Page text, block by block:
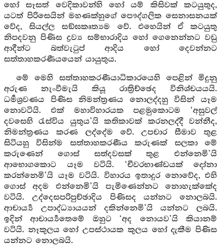
හෝ සෑසත් වෙදිකාවන්හි හෝ යම් කිසිවක් කටයුතුද,
යටත් පිරිසෙයින් මහණක්හුගේ පෞද්ගලික සෙනාසනයක්
වේද, සියල්ල සඞ්ඝකෘත්‍යම වේ. එහෙයින් ඒ කටයුතු
නිපදවනු පිණිස ද්‍රව්‍ය සම්භාරාදිය හෝ ගෙනෙන්නට වඩු
ආදීන්ට බත්වැටුප් ආදිය හෝ දෙවන්නට
සත්තාහකරණීයයෙන් යායුතුය.
මේ මෙහි සත්තාහකරණීයාධිකාරයෙහි පෙළින් මිදුනු
අරුණ නැංවීමැයි කියූ රාත්‍රිච්ඡෙද විනිශ්චයයයි.
ධර්‍මශ්‍රවණය පිණිස නිමන්ත්‍රණය නොලද්දහු විසින් යෑම
නොවටියි. එක් මහාවිහාරයක පළමුකොටම ‘අසුවල්
දවසෙහි රැස්විය යුතුය’යි කතිකාවක් කරනලද්දී වන්නීද,
නිමන්ත්‍රණය කරණ ලද්දේම වේ. උපචාර සීමාව තුළ
සිටියහු විසින්ම සත්තාහකරණීය කරුණක් සලකා මේ
කරුණෙන් ගොස් සත්දවසක් තුළ එන්නෙමි’යි
ආභොගකොට යෑම වටියි. ‘චීවරභාණ්ඩයක් දෝනා
කරන්නෙමි’යි යෑම වටියි. විහාරය ඉතාදුර නොවේද, එහි
ගොස් අදම එන්නෙමි’යි පැමිණෙන්නට නොහැක්කේද
වටියි. උද්දෙසපරිපුච්ඡාදිය පිණිසද යන්නට නොලබයි.
ආචාර්‍ය්‍ය උපාද්ධ්‍යායයන් දකින්නෙමි’යි යන්නට ලබයි.
ඉදින් ආචාර්‍ය්‍යතෙමේ ඔහුට ‘අද නොයව’යි කියානම්
වටියි. නෑකුලය හෝ උපස්ථායක කුලය හෝ දැකීම පිණිස
යන්නට නොලබයි.